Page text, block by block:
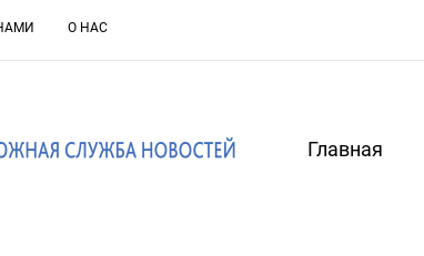
О НАС
Главная